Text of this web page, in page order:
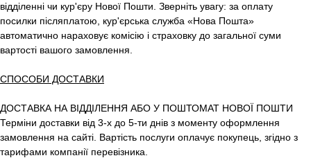
відділенні чи кур'єру Нової Пошти. Зверніть увагу: за оплату
посилки післяплатою, кур'єрська служба «Нова Пошта»
автоматично нараховує комісію і страховку до загальної суми
вартості вашого замовлення.
СПОСОБИ ДОСТАВКИ
ДОСТАВКА НА ВІДДІЛЕННЯ АБО У ПОШТОМАТ НОВОЇ ПОШТИ
Терміни доставки від 3-х до 5-ти днів з моменту оформлення
замовлення на сайті. Вартість послуги оплачує покупець, згідно з
тарифами компанії перевізника.